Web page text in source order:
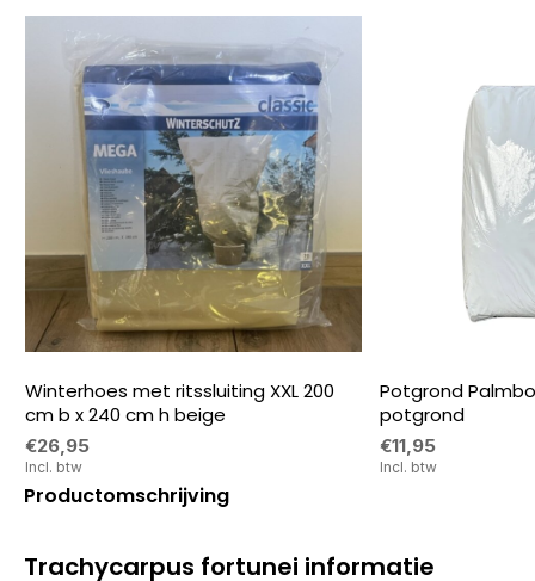
Winterhoes met ritssluiting XXL 200
cm b x 240 cm h beige
€26,95
Incl. btw
Potgrond
potgrond
€11,95
Incl. btw
Productomschrijving
Trachycarpus fortunei informatie